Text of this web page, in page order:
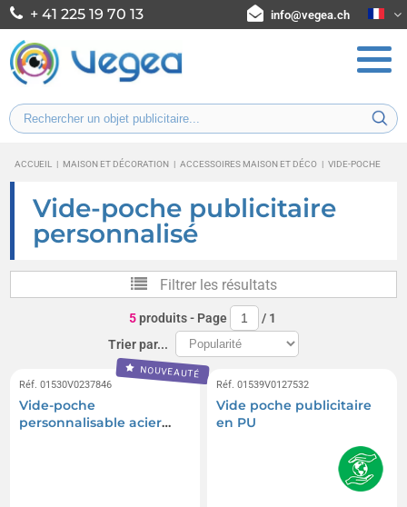
+ 41 225 19 70 13 info@vegea.ch
ACCUEIL | MAISON ET DÉCORATION | ACCESSOIRES MAISON ET DÉCO | VIDE-POCHE
Vide-poche publicitaire
personnalisé
Filtrer les résultats
5produits- Page / 1
Trier par...
NOUVEAUTÉ
Réf. 01530V0237846
Vide-poche
personnalisable acier
Réf. 01539V0127532
Vide poche publicitaire
en PU